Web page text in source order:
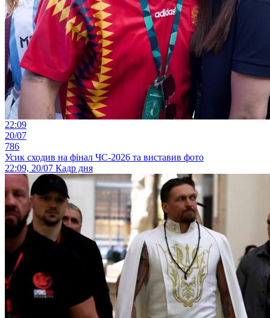
22:09
20/07
786
Усик сходив на фінал ЧС-2026 та виставив фото
22:09, 20/07 Кадр дня